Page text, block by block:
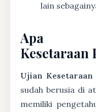
lain
Apa
Kesetaraan
Ujian Kesetaraan
sudah berusia di
memiliki